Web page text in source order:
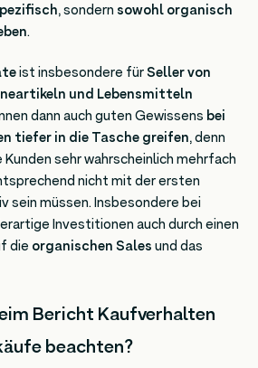
, sondern sowohl organisch
.
ist insbesondere fürSeller von
und Lebensmitteln
dann auch guten Gewissens bei
tiefer in die Tasche greifen, denn
sehr wahrscheinlich mehrfach
nicht mit der ersten
sein müssen. Insbesondere bei
Investitionen auch durch einen
die organischen Salesund das
Bericht Kaufverhalten
beachten?